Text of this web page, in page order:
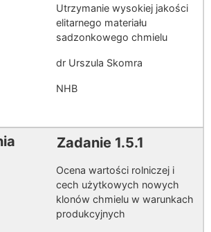
Utrzymanie wysokiej jakości
elitarnego materiału
sadzonkowego chmielu
dr Urszula Skomra
NHB
Zadanie 1.5.1
Ocena wartości rolniczej i
cech użytkowych nowych
klonów chmielu w warunkach
produkcyjnych